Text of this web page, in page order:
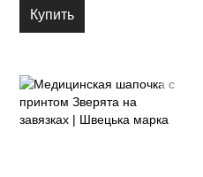
Купить